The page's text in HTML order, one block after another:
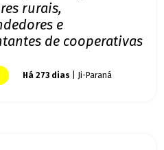
rurais,
e
de cooperativas
Há 273 dias | Ji-Paraná